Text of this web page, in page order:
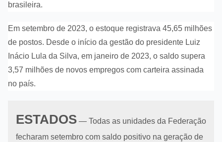
brasileira.
Em setembro de 2023, o estoque registrava 45,65 milhões
de postos. Desde o início da gestão do presidente Luiz
Inácio Lula da Silva, em janeiro de 2023, o saldo supera
3,57 milhões de novos empregos com carteira assinada
no país.
ESTADOS — Todas as unidades da Federação
fecharam setembro com saldo positivo na geração de